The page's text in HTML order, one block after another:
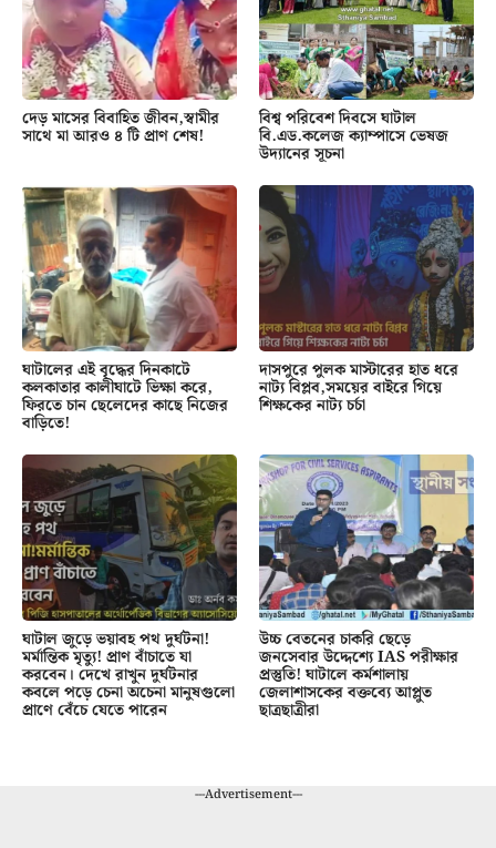
দেড় মাসের বিবাহিত জীবন,স্বামীর
সাথে মা আরও ৪ টি প্রাণ শেষ!
বিশ্ব পরিবেশ দিবসে ঘাটাল
বি.এড.কলেজ ক্যাম্পাসে ভেষজ
উদ্যানের সূচনা
ঘাটালের এই বৃদ্ধের দিনকাটে
কলকাতার কালীঘাটে ভিক্ষা করে,
ফিরতে চান ছেলেদের কাছে নিজের
বাড়িতে!
দাসপুরে পুলক মাস্টারের হাত ধরে
নাট্য বিপ্লব,সময়ের বাইরে গিয়ে
শিক্ষকের নাট্য চর্চা
ঘাটাল জুড়ে ভয়াবহ পথ দুর্ঘটনা!
মর্মান্তিক মৃত্যু! প্রাণ বাঁচাতে যা
করবেন। দেখে রাখুন দুর্ঘটনার
কবলে পড়ে চেনা অচেনা মানুষগুলো
প্রাণে বেঁচে যেতে পারেন
উচ্চ বেতনের চাকরি ছেড়ে
জনসেবার উদ্দেশ্যে IAS পরীক্ষার
প্রস্তুতি! ঘাটালে কর্মশালায়
জেলাশাসকের বক্তব্যে আপ্লুত
ছাত্রছাত্রীরা
---Advertisement---